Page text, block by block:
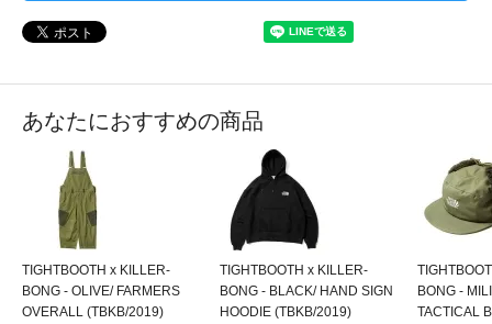
あなたにおすすめの商品
TIGHTBOOTH x KILLER-
BONG - OLIVE/ FARMERS
OVERALL (TBKB/2019)
TIGHTBOOTH x KILLER-
BONG - BLACK/ HAND SIGN
HOODIE (TBKB/2019)
BONG -
TACTICAL